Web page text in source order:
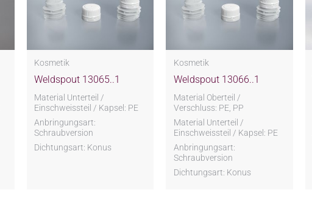
Kosmetik
Weldspout 13065..1
Material Unterteil /
Einschweissteil / Kapsel: PE
Anbringungsart:
Schraubversion
Dichtungsart: Konus
Kosmetik
Weldspout 13066..1
Material Oberteil /
Verschluss: PE, PP
Material Unterteil /
Einschweissteil / Kapsel: PE
Anbringungsart:
Schraubversion
Dichtungsart: Konus